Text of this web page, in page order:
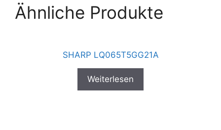
Ähnliche Produkte
SHARP LQ065T5GG21A
Weiterlesen